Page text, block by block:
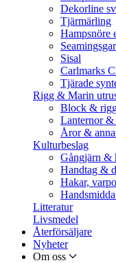
Dekorline
Tjärmärling
Hampsnöre
Sisal
Carlmarks
Tjärade
Rigg & Marin
Block &
Lanternor &
Åror &
Kulturbeslag
Gångjärn &
Handtag &
Hakar,
Litteratur
Livsmedel
Återförsäljare
Nyheter
Om oss